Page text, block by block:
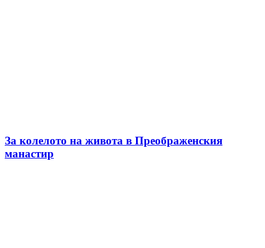
За колелото на живота в Преображенския
манастир